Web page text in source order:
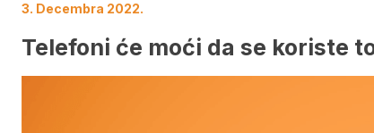
3. Decembra 2022.
Telefoni će moći da se koriste